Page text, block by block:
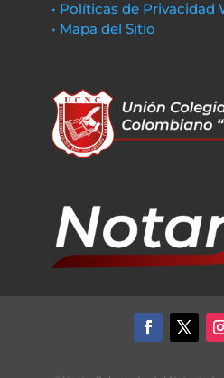
• Políticas de Privacidad
• Mapa del Sitio